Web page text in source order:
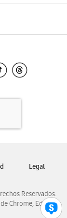
Reservados.
Chrome, Edge,
Legal